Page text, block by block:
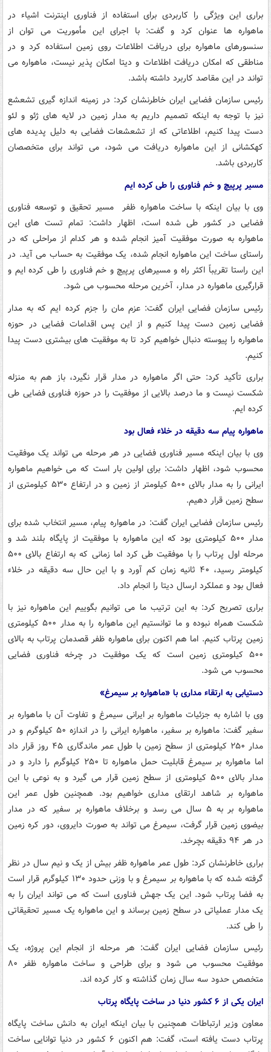
براری این ویژگی را کاربردی برای استفاده از فناوری اینترنت اشیاء در
ماهواره ها عنوان کرد و گفت: با اجرای این مأموریت می توان از
سنسورهای ماهواره برای دریافت اطلاعات روی زمین استفاده کرد و در
مناطقی که امکان دریافت اطلاعات و دیتا امکان پذیر نیست، ماهواره می
تواند در این مقاصد کاربرد داشته باشد.
رئیس سازمان فضایی ایران خاطرنشان کرد: در زمینه اندازه گیری تشعشع
نیز با توجه به اینکه تصمیم داریم به مدار زمین در لایه های ژئو و لئو
دست پیدا کنیم، اطلاعاتی که از تشعشعات فضایی به دلیل پدیده های
کهکشانی از این ماهواره دریافت می شود، می تواند برای متخصصان
کاربردی باشد.
مسیر پرپیچ و خم فناوری را طی کرده ایم
وی با بیان اینکه با ساخت ماهواره ظفر مسیر تحقیق و توسعه فناوری
فضایی در کشور طی شده است، اظهار داشت: تمام تست های این
ماهواره به صورت موفقیت آمیز انجام شده و هر کدام از مراحلی که در
راستای ساخت این ماهواره انجام شده، یک موفقیت به حساب می آید. در
این راستا تقریباً اکثر راه و مسیرهای پرپیچ و خم فناوری را طی کرده ایم و
قرارگیری ماهواره در مدار، آخرین مرحله محسوب می شود.
رئیس سازمان فضایی ایران گفت: عزم مان را جزم کرده ایم که به مدار
فضایی زمین دست پیدا کنیم و از این پس اقدامات فضایی در حوزه
ماهواره را پیوسته دنبال خواهیم کرد تا به موفقیت های بیشتری دست پیدا
کنیم.
براری تأکید کرد: حتی اگر ماهواره در مدار قرار نگیرد، باز هم به منزله
شکست نیست و ما درصد بالایی از موفقیت را در حوزه فناوری فضایی طی
کرده ایم.
ماهواره پیام سه دقیقه در خلاء فعال بود
وی با بیان اینکه مسیر فناوری فضایی در هر مرحله می تواند یک موفقیت
محسوب شود، اظهار داشت: برای اولین بار است که می خواهیم ماهواره
ایرانی را به مدار بالای ۵۰۰ کیلومتر از زمین و در ارتفاع ۵۳۰ کیلومتری از
سطح زمین قرار دهیم.
رئیس سازمان فضایی ایران گفت: در ماهواره پیام، مسیر انتخاب شده برای
مدار ۵۰۰ کیلومتری بود که این ماهواره با موفقیت از پایگاه بلند شد و
مرحله اول پرتاب را با موفقیت طی کرد اما زمانی که به ارتفاع بالای ۵۰۰
کیلومتر رسید، ۴۰ ثانیه زمان کم آورد و با این حال سه دقیقه در خلاء
فعال بود و عملکرد ارسال دیتا را انجام داد.
براری تصریح کرد: به این ترتیب ما می توانیم بگوییم این ماهواره نیز با
شکست همراه نبوده و ما توانستیم این ماهواره را به مدار ۵۰۰ کیلومتری
زمین پرتاب کنیم. اما هم اکنون برای ماهواره ظفر قصدمان پرتاب به بالای
۵۰۰ کیلومتری زمین است که یک موفقیت در چرخه فناوری فضایی
محسوب می شود.
دستیابی به ارتقاء مداری با «ماهواره بر سیمرغ»
وی با اشاره به جزئیات ماهواره بر ایرانی سیمرغ و تفاوت آن با ماهواره بر
سفیر گفت: ماهواره بر سفیر، ماهواره ایرانی را در اندازه ۵۰ کیلوگرم و در
مدار ۲۵۰ کیلومتری از سطح زمین با طول عمر ماندگاری ۴۵ روز قرار داد
اما ماهواره بر سیمرغ قابلیت حمل ماهواره تا ۲۵۰ کیلوگرم را دارد و در
مدار بالای ۵۰۰ کیلومتری از سطح زمین قرار می گیرد و به نوعی با این
ماهواره بر شاهد ارتقای مداری خواهیم بود. همچنین طول عمر این
ماهواره بر به ۵ سال می رسد و برخلاف ماهواره بر سفیر که در مدار
بیضوی زمین قرار گرفت، سیمرغ می تواند به صورت دایروی، دور کره زمین
در هر ۹۴ دقیقه بچرخد.
براری خاطرنشان کرد: طول عمر ماهواره ظفر بیش از یک و نیم سال در نظر
گرفته شده که با ماهواره بر سیمرغ و با وزنی حدود ۱۳۰ کیلوگرم قرار است
به فضا پرتاب شود. این یک جهش فناوری است که می تواند ایران را به
یک مدار عملیاتی در سطح زمین برساند و این ماهواره یک مسیر تحقیقاتی
را طی کند.
رئیس سازمان فضایی ایران گفت: هر مرحله از انجام این پروژه، یک
موفقیت محسوب می شود و برای طراحی و ساخت ماهواره ظفر ۸۰
متخصص حدود سه سال زمان گذاشته و کار کرده اند.
ایران یکی از ۶ کشور دنیا در ساخت پایگاه پرتاب
معاون وزیر ارتباطات همچنین با بیان اینکه ایران به دانش ساخت پایگاه
پرتاب دست یافته است، گفت: هم اکنون ۶ کشور در دنیا توانایی ساخت